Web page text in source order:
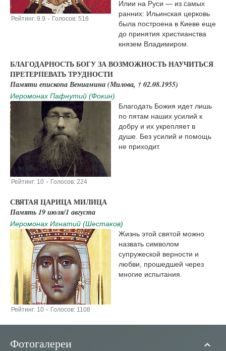
Рейтинг: 9.9 | Голосов: 516
Илии на Руси — из самых
ранних: Ильинская церковь
была построена в Киеве еще
до принятия христианства
князем Владимиром.
БЛАГОДАРНОСТЬ БОГУ ЗА ВОЗМОЖНОСТЬ НАУЧИТЬСЯ
ПРЕТЕРПЕВАТЬ ТРУДНОСТИ
Памяти епископа Вениамина (Милова, † 02.08.1955)
Иеромонах Пафнутий (Фокин)
Рейтинг: 10 | Голосов: 224
Благодать Божия идет лишь
по пятам наших усилий к
добру и их укрепляет в
душе. Без усилий и помощь
не приходит.
СВЯТАЯ ЦАРИЦА МИЛИЦА
Память 19 июля/1 августа
Иеромонах Игнатий (Шестаков)
Рейтинг: 10 | Голосов: 1108
Жизнь этой святой можно
назвать символом
супружеской верности и
любви, прошедшей через
многие испытания.
Фотогалереи